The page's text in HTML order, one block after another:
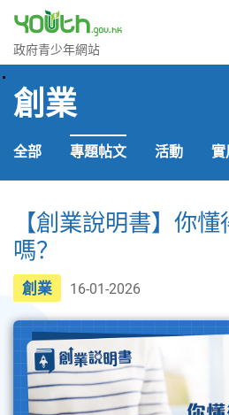
政府青少年網站
政府青少年網站
創業
全部 專題帖文 活動 實
【創業說明書】你
嗎？
創業 16-01-2026